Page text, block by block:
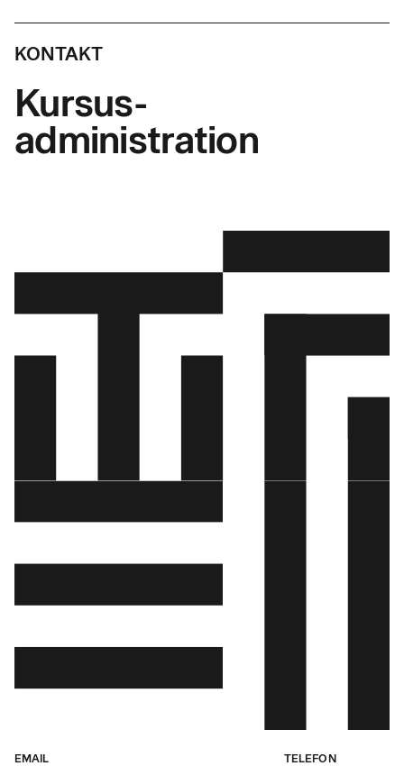
KONTAKT
Kursus-
administration
EMAIL TELEFON